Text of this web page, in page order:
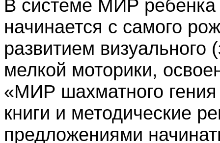
В системе МИР
начинается с самого
развитием визуального
мелкой моторики,
«МИР шахматного гения
книги и методические
предложениями